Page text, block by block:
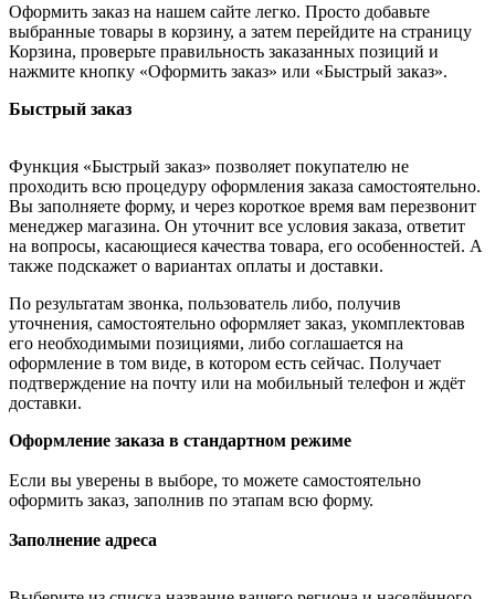
Оформить заказ на нашем сайте легко. Просто добавьте
выбранные товары в корзину, а затем перейдите на страницу
Корзина, проверьте правильность заказанных позиций и
нажмите кнопку «Оформить заказ» или «Быстрый заказ».
Быстрый заказ
Функция «Быстрый заказ» позволяет покупателю не
проходить всю процедуру оформления заказа самостоятельно.
Вы заполняете форму, и через короткое время вам перезвонит
менеджер магазина. Он уточнит все условия заказа, ответит
на вопросы, касающиеся качества товара, его особенностей. А
также подскажет о вариантах оплаты и доставки.
По результатам звонка, пользователь либо, получив
уточнения, самостоятельно оформляет заказ, укомплектовав
его необходимыми позициями, либо соглашается на
оформление в том виде, в котором есть сейчас. Получает
подтверждение на почту или на мобильный телефон и ждёт
доставки.
Оформление заказа в стандартном режиме
Если вы уверены в выборе, то можете самостоятельно
оформить заказ, заполнив по этапам всю форму.
Заполнение адреса